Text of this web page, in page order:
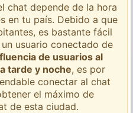
chat depende de la hora
en tu país. Debido a que
es bastante fácil
usuario conectado de
de usuarios al
tarde y noche, es por
conectar al chat
el máximo de
de esta ciudad.